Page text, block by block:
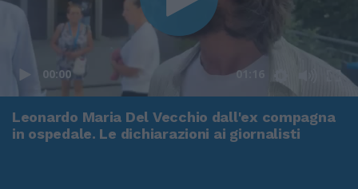
00:00 01:16
Leonardo Maria Del Vecchio dall'ex compagna
in ospedale. Le dichiarazioni ai giornalisti